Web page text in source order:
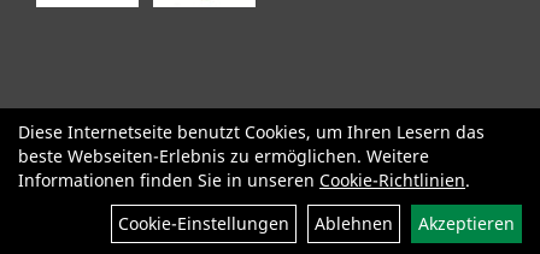
SALE Specialized Factor Cervélo BMC Orbea
Yeti
Pinarello
OPEN Kids / BMX Komponenten
Bekleidung
Zubehör
Sale
Diese Internetseite benutzt Cookies, um Ihren Lesern das
beste Webseiten-Erlebnis zu ermöglichen. Weitere
Informationen finden Sie in unseren Cookie-Richtlinien.
Cookie-Einstellungen
Ablehnen Akzeptieren